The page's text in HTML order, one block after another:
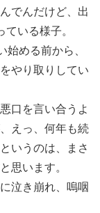
でんだけど、出
いる様子。
始める前から、
やり取りしてい
口を言い合うよ
えっ、何年も続
いうのは、まさ
思います。
泣き崩れ、嗚咽